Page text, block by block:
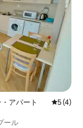
アパート レビュー
5 (4)
ール